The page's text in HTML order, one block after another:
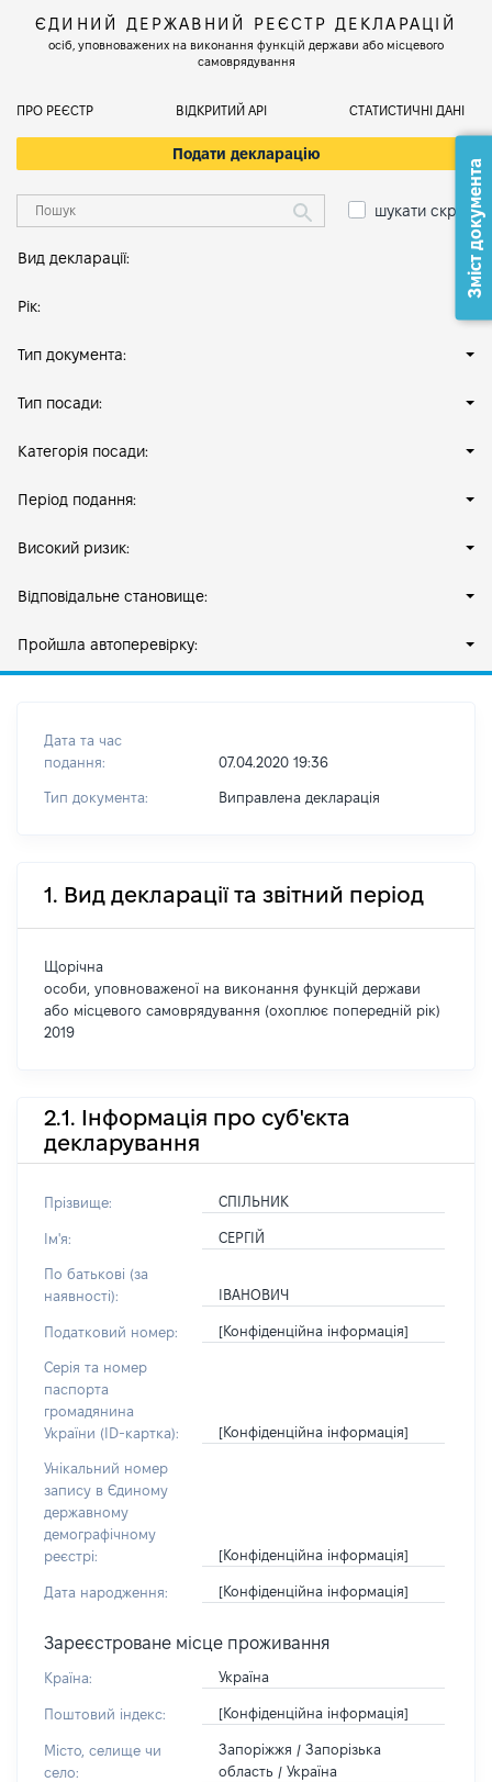
ЄДИНИЙ ДЕРЖАВНИЙ РЕЄСТР ДЕКЛАРАЦІЙ
осіб, уповноважених на виконання функцій держави або місцевого
самоврядування
ПРО РЕЄСТР ВІДКРИТИЙ АРІ СТАТИСТИЧНІ ДАНІ
Подати декларацію
шукати скрізь
Вид декларації:
Рік:
Тип документа:
Тип посади:
Категорія посади:
Період подання:
Високий ризик:
Відповідальне становище:
Пройшла автоперевірку:
Дата та час
подання:
07.04.2020 19:36
Тип документа: Виправлена декларація
1. Вид декларації та звітний період
Щорічна
особи, уповноваженої на виконання функцій держави
або місцевого самоврядування (охоплює попередній рік)
2019
2.1. Інформація про суб'єкта
декларування
Прізвище: СПІЛЬНИК
Ім'я: СЕРГІЙ
По батькові (за
наявності):
ІВАНОВИЧ
Податковий номер: [Конфіденційна інформація]
Серія та номер
паспорта
громадянина
України (ID-картка):
[Конфіденційна інформація]
Унікальний номер
запису в Єдиному
державному
демографічному
реєстрі:
[Конфіденційна інформація]
Дата народження: [Конфіденційна інформація]
Зареєстроване місце проживання
Країна: Україна
Поштовий індекс: [Конфіденційна інформація]
Місто, селище чи
село:
Запоріжжя / Запорізька
область / Україна
Зміст документа